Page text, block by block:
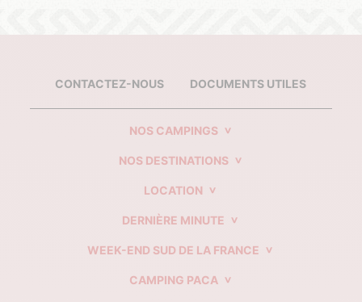
CONTACTEZ-NOUS DOCUMENTS UTILES
NOS CAMPINGS
NOS DESTINATIONS
LOCATION
DERNIÈRE MINUTE
WEEK-END SUD DE LA FRANCE
CAMPING PACA